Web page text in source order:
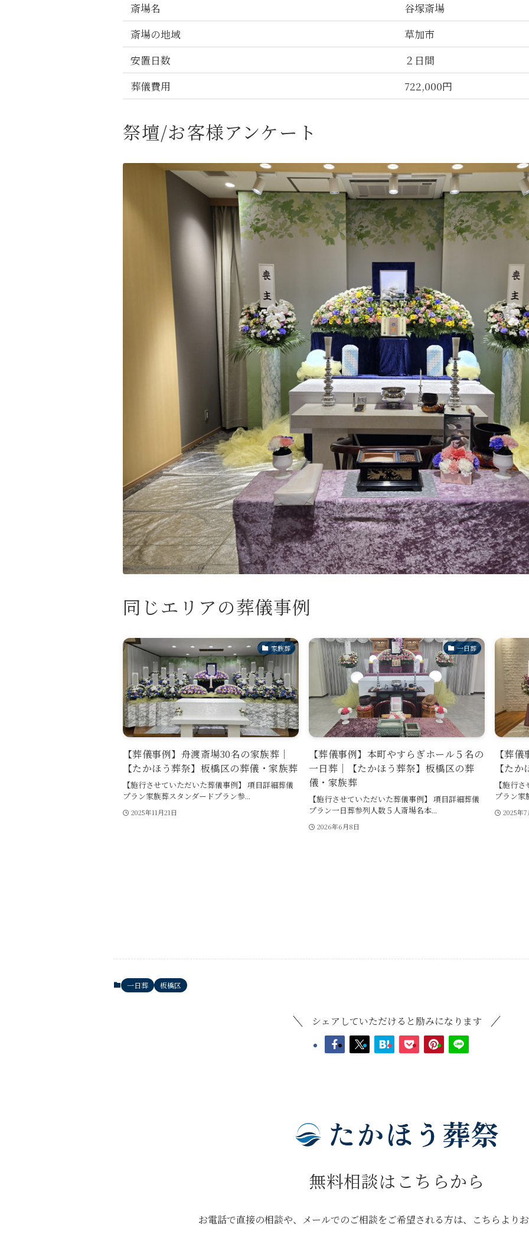
斎場名
谷塚斎場
斎場の地域
草加市
安置日数
２日間
葬儀費用
722,000円
祭壇/お客様アンケート
同じエリアの葬儀事例
家族葬
【葬儀事例】舟渡斎場30名の家族葬｜
【たかほう葬祭】板橋区の葬儀・家族葬
【施行させていただいた葬儀事例】 項目詳細葬儀
プラン家族葬スタンダードプラン参...
2025年11月21日
一日葬
【葬儀事例】本町やすらぎホール５名の
一日葬｜【たかほう葬祭】板橋区の葬
儀・家族葬
【施行させていただいた葬儀事例】 項目詳細葬儀
プラン一日葬参列人数５人斎場名本...
2026年6月8日
【葬
【た
【施行
プラン家
2025年
一日葬 板橋区
シェアしていただけると励みになります
無料相談はこちらから
お電話で直接の相談や、メールでのご相談をご希望される方は、こちらより